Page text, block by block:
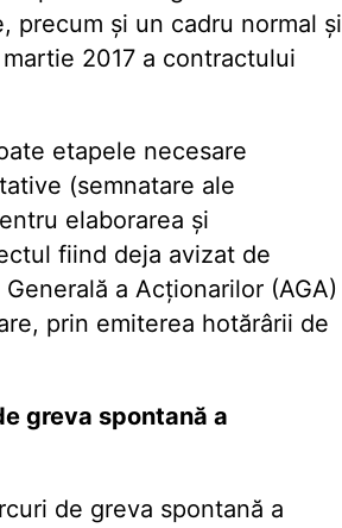
precum și un cadru normal și
2017 a contractului
etapele necesare
(semnatare ale
elaborarea și
fiind deja avizat de
a Acționarilor (AGA)
prin emiterea hotărârii de
greva spontană a
de greva spontană a